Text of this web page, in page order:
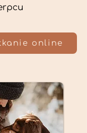
online